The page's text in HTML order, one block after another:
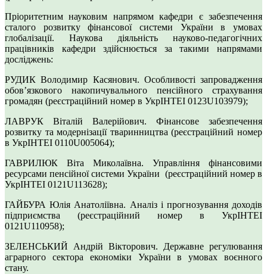
Пріоритетним науковим напрямом кафедри є забезпечення
сталого розвитку фінансової системи України в умовах
глобалізації. Наукова діяльність науково-педагогічних
працівників кафедри здійснюється за такими напрямами
досліджень:
РУДИК Володимир Касянович. Особливості запровадження
обов’язкового накопичувального пенсійного страхування
громадян (реєстраційний номер в УкрІНТЕІ 0123U103979);
ЛАВРУК Віталій Валерійович. Фінансове забезпечення
розвитку та модернізації тваринництва (реєстраційний номер
в УкрІНТЕІ 0110U005064);
ГАВРИЛЮК Віта Миколаївна. Управління фінансовими
ресурсами пенсійної системи України (реєстраційний номер в
УкрІНТЕІ 0121U113628);
ГАЙБУРА Юлія Анатоліївна. Аналіз і прогнозування доходів
підприємства (реєстраційний номер в УкрІНТЕІ
0121U110958);
ЗЕЛЕНСЬКИЙ Андрій Вікторович. Державне регулювання
аграрного сектора економіки України в умовах воєнного
стану.